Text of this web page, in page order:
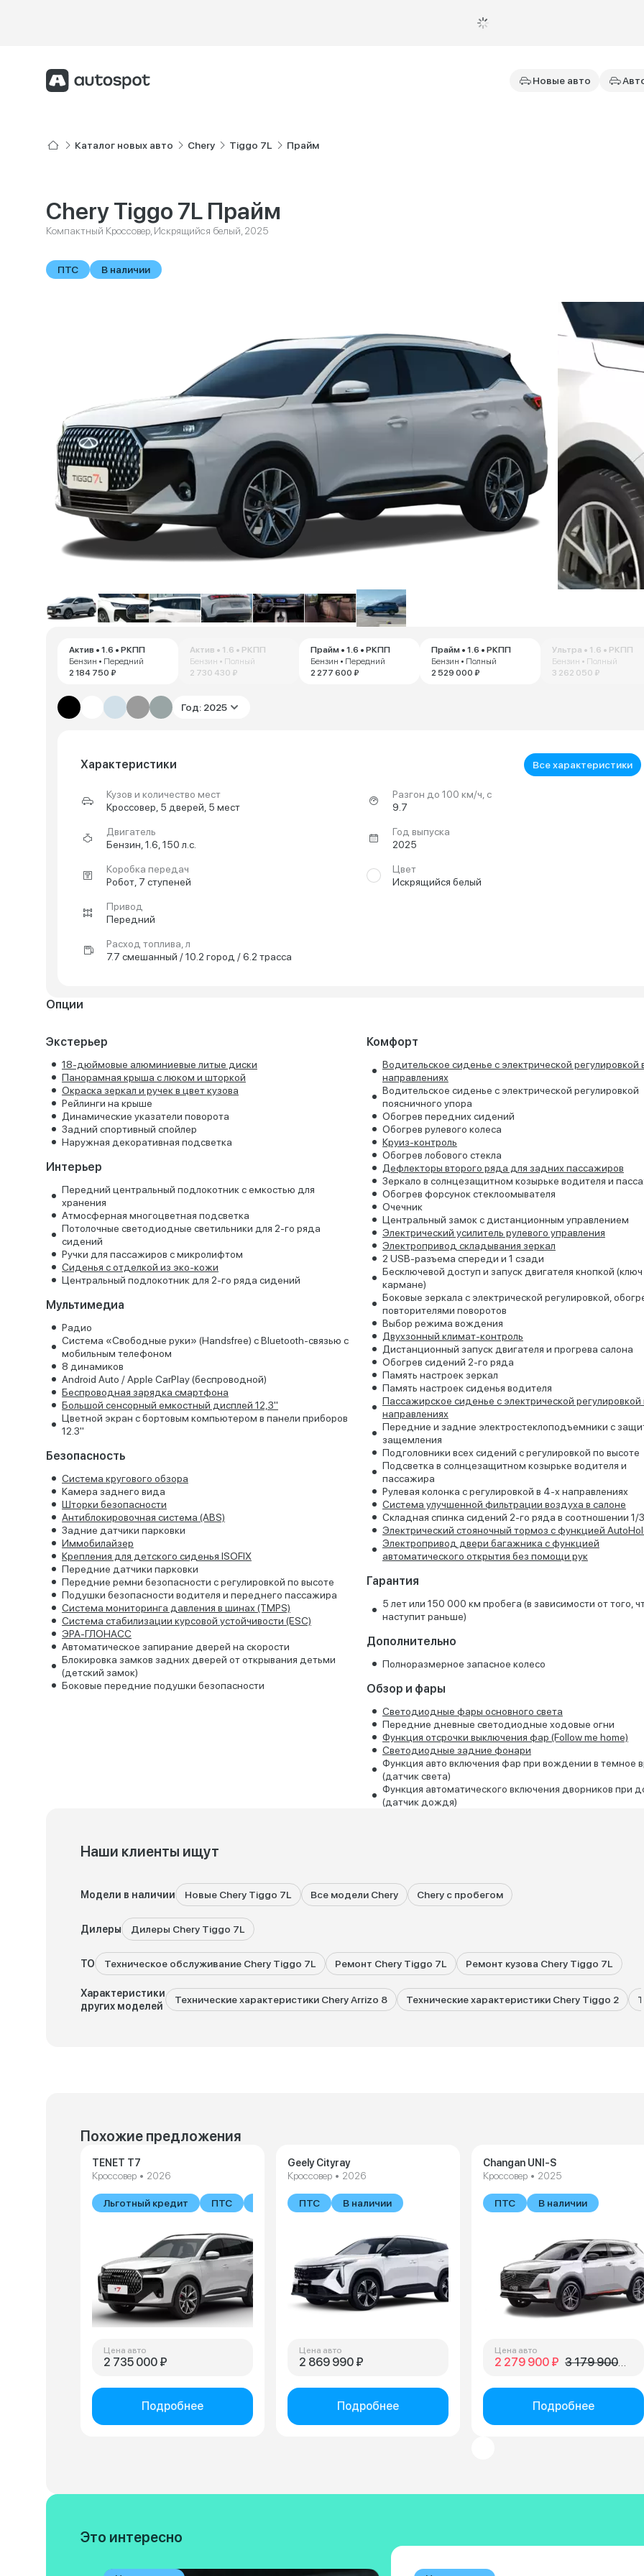
Новые авто
Каталог новых авто Chery Tiggo 7L Прайм
Chery Tiggo 7L Прайм
Компактный Кроссовер, Искрящийся белый, 2025
ПТС В наличии
Актив • 1.6 • РКПП
Бензин • Передний
2 184 750 ₽
Актив • 1.6 • РКПП
Бензин • Полный
2 730 430 ₽
Прайм • 1.6 • РКПП
Бензин • Передний
2 277 600 ₽
Прайм • 1.6 • РКПП
Бензин • Полный
2 529 000 ₽
Ультра • 1.6 • РКПП
Бензин • Полный
3 262 050 ₽
Год: 2025
Характеристики Все характеристики
Кузов и количество мест
Кроссовер, 5 дверей, 5 мест
Двигатель
Бензин, 1.6, 150 л.с.
Коробка передач
Робот, 7 ступеней
Привод
Передний
Расход топлива, л
7.7 смешанный / 10.2 город / 6.2 трасса
Разгон до 100 км/ч, с
9.7
Год выпуска
2025
Цвет
Искрящийся белый
Опции
Экстерьер
18-дюймовые алюминиевые литые диски
Панорамная крыша с люком и шторкой
Окраска зеркал и ручек в цвет кузова
Рейлинги на крыше
Динамические указатели поворота
Задний спортивный спойлер
Наружная декоративная подсветка
Интерьер
Передний центральный подлокотник с емкостью для
хранения
Атмосферная многоцветная подсветка
Потолочные светодиодные светильники для 2-го ряда
сидений
Ручки для пассажиров с микролифтом
Сиденья с отделкой из эко-кожи
Центральный подлокотник для 2-го ряда сидений
Мультимедиа
Радио
Система «Свободные руки» (Handsfree) с Bluetooth-связью с
мобильным телефоном
8 динамиков
Android Auto / Apple CarPlay (беспроводной)
Беспроводная зарядка смартфона
Большой сенсорный емкостный дисплей 12,3''
Цветной экран с бортовым компьютером в панели приборов
12.3"
Безопасность
Система кругового обзора
Камера заднего вида
Шторки безопасности
Антиблокировочная система (ABS)
Задние датчики парковки
Иммобилайзер
Крепления для детского сиденья ISOFIX
Передние датчики парковки
Передние ремни безопасности с регулировкой по высоте
Подушки безопасности водителя и переднего пассажира
Система мониторинга давления в шинах (TMPS)
Система стабилизации курсовой устойчивости (ESC)
ЭРА-ГЛОНАСС
Автоматическое запирание дверей на скорости
Блокировка замков задних дверей от открывания детьми
(детский замок)
Боковые передние подушки безопасности
Комфорт
Водительское сиденье с электрической регулировкой
направлениях
Водительское сиденье с электрической регулировкой
поясничного упора
Обогрев передних сидений
Обогрев рулевого колеса
Круиз-контроль
Обогрев лобового стекла
Дефлекторы второго ряда для задних пассажиров
Зеркало в солнцезащитном козырьке водителя и
Обогрев форсунок стеклоомывателя
Очечник
Центральный замок с дистанционным управлением
Электрический усилитель рулевого управления
Электропривод складывания зеркал
2 USB-разъема спереди и 1 сзади
Бесключевой доступ и запуск двигателя кнопкой (ключ
кармане)
Боковые зеркала с электрической регулировкой,
повторителями поворотов
Выбор режима вождения
Двухзонный климат-контроль
Дистанционный запуск двигателя и прогрева салона
Обогрев сидений 2-го ряда
Память настроек зеркал
Память настроек сиденья водителя
Пассажирское сиденье с электрической регулировкой
направлениях
Передние и задние электростеклоподъемники с
защемления
Подголовники всех сидений с регулировкой по высоте
Подсветка в солнцезащитном козырьке водителя и
пассажира
Рулевая колонка с регулировкой в 4-х направлениях
Система улучшенной фильтрации воздуха в салоне
Складная спинка сидений 2-го ряда в соотношении 1/
Электрический стояночный тормоз с функцией
Электропривод двери багажника с функцией
автоматического открытия без помощи рук
Гарантия
5 лет или 150 000 км пробега (в зависимости от того,
наступит раньше)
Дополнительно
Полноразмерное запасное колесо
Обзор и фары
Светодиодные фары основного света
Передние дневные светодиодные ходовые огни
Функция отсрочки выключения фар (Follow me home)
Светодиодные задние фонари
Функция авто включения фар при вождении в темное
(датчик света)
Функция автоматического включения дворников при
(датчик дождя)
Наши клиенты ищут
Модели в наличии Новые Chery Tiggo 7L Все модели Chery Chery с пробегом
Дилеры Дилеры Chery Tiggo 7L
ТО Техническое обслуживание Chery Tiggo 7L Ремонт Chery Tiggo 7L Ремонт кузова Chery Tiggo 7L
Характеристики
других моделей
Технические характеристики Chery Arrizo 8 Технические характеристики Chery Tiggo 2
Похожие предложения
TENET T7
Кроссовер • 2026
Льготный кредит ПТС В наличии
Цена авто
2 735 000 ₽
Подробнее
Geely Cityray
Кроссовер • 2026
ПТС В наличии
Цена авто
2 869 990 ₽
Подробнее
Changan UNI-S
Кроссовер • 2025
ПТС В наличии
Цена авто
2 279 900 ₽ 3 179 900 ₽
Подробнее
Это интересно